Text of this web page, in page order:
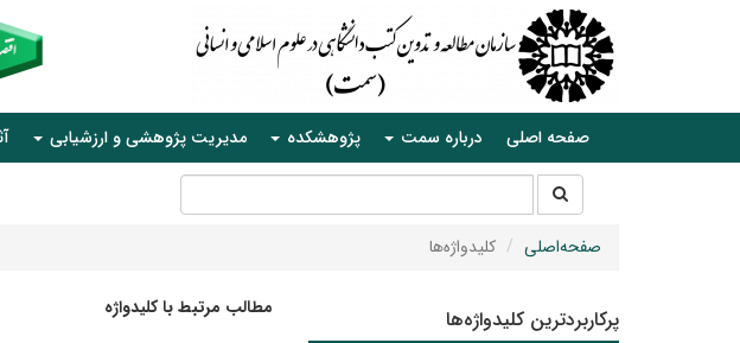
صفحه اصلی درباره سمت پژوهشکده مدیریت پژوهشی و ارزشیابی
جستجو
در
سایتصفحه‌اصلی کلیدواژه‌ها
مطالب مرتبط با کلیدواژه پرکاربردترین کلیدواژه‌ها